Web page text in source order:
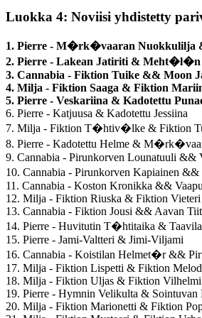
Luokka 4: Noviisi yhdistetty
1. Pierre - M�rk�vaaran
2. Pierre - Lakean Jatiriti &
3. Cannabia - Fiktion Tuike && Moon
4. Milja - Fiktion Saaga & Fiktion
5. Pierre - Veskariina & Kadotettu
6. Pierre - Katjuusa & Kadotettu Jessiina
7. Milja - Fiktion T�htiv�lke & Fiktion
8. Pierre - Kadotettu Helme &
9. Cannabia - Pirunkorven Lounatuuli &&
10. Cannabia - Pirunkorven Kapiainen
11. Cannabia - Koston Kronikka &&
12. Milja - Fiktion Riuska & Fiktion Vieteri
13. Cannabia - Fiktion Jousi && Aavan
14. Pierre - Huvitutin T�htitaika &
15. Pierre - Jami-Valtteri & Jimi-Viljami
16. Cannabia - Koistilan Helmet�r &&
17. Milja - Fiktion Lispetti & Fiktion
18. Milja - Fiktion Uljas & Fiktion Vilhelmi
19. Pierre - Hymnin Velikulta & Sointuvan
20. Milja - Fiktion Marionetti & Fiktion